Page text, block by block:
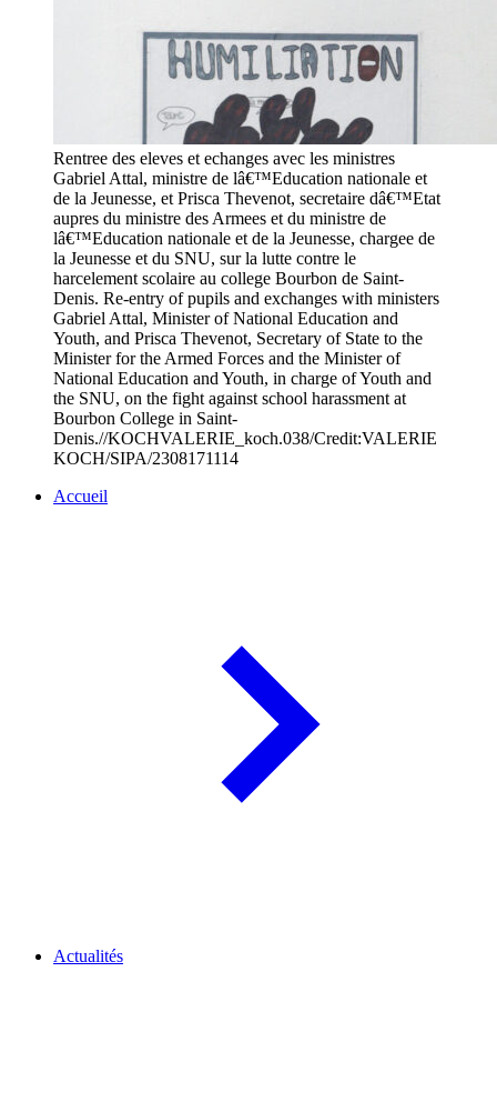
Rentree des eleves et echanges avec les ministres
Gabriel Attal, ministre de lâ€™Education nationale et
de la Jeunesse, et Prisca Thevenot, secretaire dâ€™Etat
aupres du ministre des Armees et du ministre de
lâ€™Education nationale et de la Jeunesse, chargee de
la Jeunesse et du SNU, sur la lutte contre le
harcelement scolaire au college Bourbon de Saint-
Denis. Re-entry of pupils and exchanges with ministers
Gabriel Attal, Minister of National Education and
Youth, and Prisca Thevenot, Secretary of State to the
Minister for the Armed Forces and the Minister of
National Education and Youth, in charge of Youth and
the SNU, on the fight against school harassment at
Bourbon College in Saint-
Denis.//KOCHVALERIE_koch.038/Credit:VALERIE
KOCH/SIPA/2308171114
Accueil
Actualités